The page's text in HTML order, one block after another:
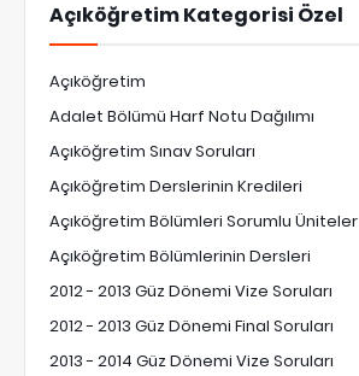
Açıköğretim Kategorisi Özel
Açıköğretim
Adalet Bölümü Harf Notu Dağılımı
Açıköğretim Sınav Soruları
Açıköğretim Derslerinin Kredileri
Açıköğretim Bölümleri Sorumlu Üniteler
Açıköğretim Bölümlerinin Dersleri
2012 - 2013 Güz Dönemi Vize Soruları
2012 - 2013 Güz Dönemi Final Soruları
2013 - 2014 Güz Dönemi Vize Soruları